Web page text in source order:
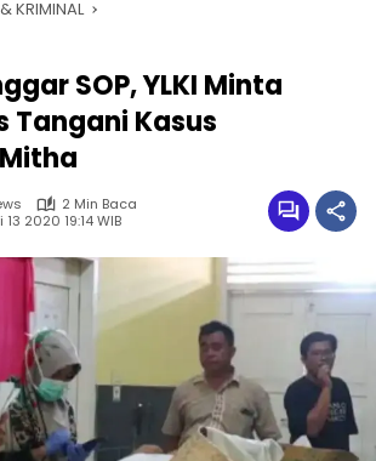
KRIMINAL
SOP, YLKI Minta
Tangani Kasus
2 Min Baca
2020 19:14 WIB